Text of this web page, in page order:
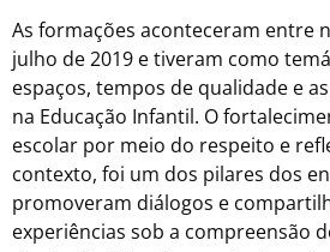
As formações aconteceram entre
julho de 2019 e tiveram como
espaços, tempos de qualidade e
na Educação Infantil. O
escolar por meio do respeito e
contexto, foi um dos pilares dos
promoveram diálogos e
experiências sob a compreensão